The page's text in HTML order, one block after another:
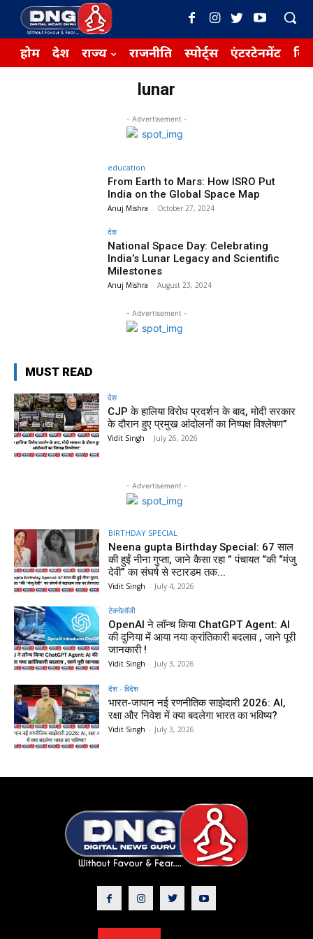
होम देश राज्य राजनीति स्पोर्ट्स एंटरटेनमेंट
lunar
- Advertisement -
education
From Earth to Mars: How ISRO Put
India on the Global Space Map
Anuj Mishra - October 27, 2024
देश
National Space Day: Celebrating
India’s Lunar Legacy and Scientific
Milestones
Anuj Mishra - August 23, 2024
- Advertisement -
MUST READ
देश
CJP के हालिया विरोध प्रदर्शन के बाद, मोदी सरकार
के दौरान हुए प्रमुख आंदोलनों का निष्पक्ष विश्लेषण”
Vidit Singh - July 26, 2026
- Advertisement -
BIRTHDAY SPECIAL
Neena gupta Birthday Special: 67 साल
की हुईं नीना गुप्ता, जाने कैसा रहा ” पंचायत “की “मंजु
देवी” का संघर्ष से स्टारडम तक...
Vidit Singh - July 4, 2026
टेक्नोलॉजी
OpenAI ने लॉन्च किया ChatGPT Agent: AI
की दुनिया में आया नया क्रांतिकारी बदलाव , जाने पूरी
जानकारी !
Vidit Singh - July 3, 2026
देश - विदेश
भारत-जापान नई रणनीतिक साझेदारी 2026: AI,
रक्षा और निवेश में क्या बदलेगा भारत का भविष्य?
Vidit Singh - July 3, 2026